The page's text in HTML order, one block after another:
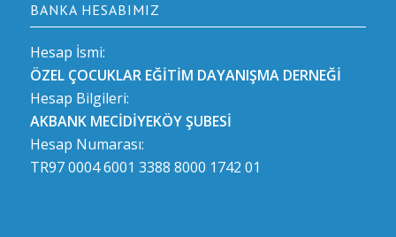
BANKA HESABIMIZ
Hesap İsmi:
ÖZEL ÇOCUKLAR EĞİTİM DAYANIŞMA DERNEĞİ
Hesap Bilgileri:
AKBANK MECİDİYEKÖY ŞUBESİ
Hesap Numarası:
TR97 0004 6001 3388 8000 1742 01